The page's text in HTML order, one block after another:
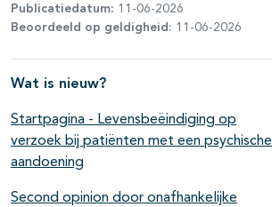
Publicatiedatum: 11-06-2026
Beoordeeld op geldigheid: 11-06-2026
Wat is nieuw?
Startpagina - Levensbeëindiging op
verzoek bij patiënten met een psychische
aandoening
Second opinion door onafhankelijke